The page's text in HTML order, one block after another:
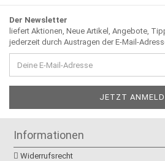
Der Newsletter
liefert Aktionen, Neue Artikel, Angebote,
jederzeit durch Austragen der E-Mail-
Informationen
Widerrufsrecht